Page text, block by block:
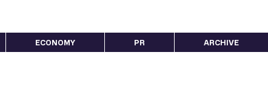
ECONOMY PR ARCHIVE